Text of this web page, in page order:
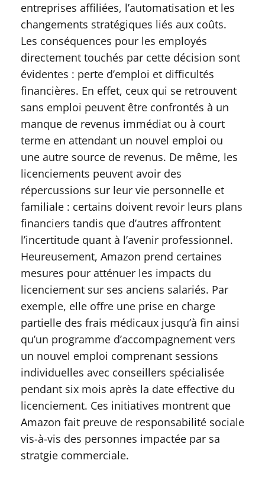
entreprises affiliées, l’automatisation et les
changements stratégiques liés aux coûts.
Les conséquences pour les employés
directement touchés par cette décision sont
évidentes : perte d’emploi et difficultés
financières. En effet, ceux qui se retrouvent
sans emploi peuvent être confrontés à un
manque de revenus immédiat ou à court
terme en attendant un nouvel emploi ou
une autre source de revenus. De même, les
licenciements peuvent avoir des
répercussions sur leur vie personnelle et
familiale : certains doivent revoir leurs plans
financiers tandis que d’autres affrontent
l’incertitude quant à l’avenir professionnel.
Heureusement, Amazon prend certaines
mesures pour atténuer les impacts du
licenciement sur ses anciens salariés. Par
exemple, elle offre une prise en charge
partielle des frais médicaux jusqu’à fin ainsi
qu’un programme d’accompagnement vers
un nouvel emploi comprenant sessions
individuelles avec conseillers spécialisée
pendant six mois après la date effective du
licenciement. Ces initiatives montrent que
Amazon fait preuve de responsabilité sociale
vis-à-vis des personnes impactée par sa
stratgie commerciale.